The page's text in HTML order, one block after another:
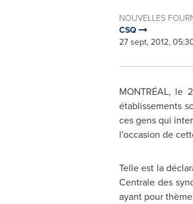
NOUVELLES
CSQ
27 sept, 2012,
MONTRÉAL, le
établissements
ces gens qui
l'occasion de
Telle est la
Centrale des
ayant pour thème